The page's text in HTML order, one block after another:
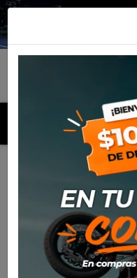
MENU
Productos
Guantes